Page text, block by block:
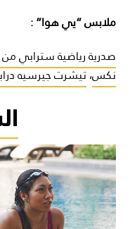
ملابس “يي هوا” :
صدرية رياضية سترابي
نكس،تيشرت جيرسيه